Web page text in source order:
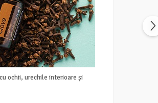
ochii, urechile interioare și